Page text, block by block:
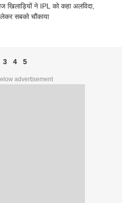
खिलाड़ियों ने IPL को कहा अलविदा,
सबको चौंकाया
3 4 5
advertisement